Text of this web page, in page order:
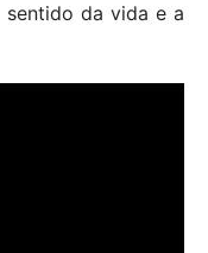
da vida e a